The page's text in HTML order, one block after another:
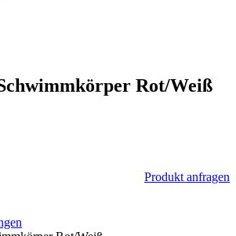
Rot/Weiß
Produkt anfragen